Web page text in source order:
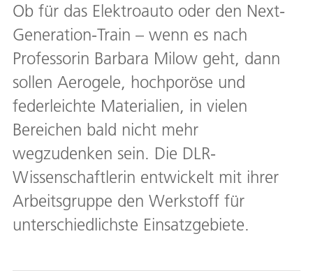
Ob für das Elektroauto oder den Next-
Generation-Train – wenn es nach
Professorin Barbara Milow geht, dann
sollen Aerogele, hochporöse und
federleichte Materialien, in vielen
Bereichen bald nicht mehr
wegzudenken sein. Die DLR-
Wissenschaftlerin entwickelt mit ihrer
Arbeitsgruppe den Werkstoff für
unterschiedlichste Einsatzgebiete.